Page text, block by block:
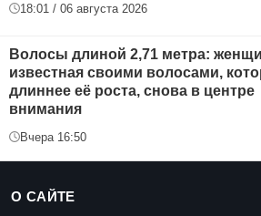
18:01 / 06 августа 2026
Волосы длиной 2,71 метра:
известная своими волосами,
длиннее её роста, снова в центре
внимания
Вчера 16:50
О САЙТЕ